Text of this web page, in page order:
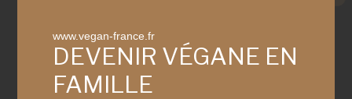
www.vegan-france.fr
DEVENIR VÉGANE EN
FAMILLE